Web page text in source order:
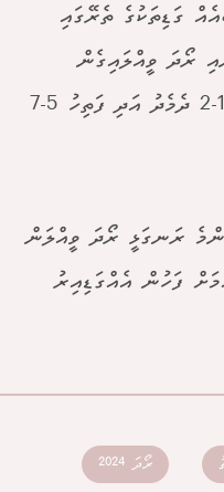
ގަޑިތަކުގެ ތެރޭގައި
ކުރިންނާއި ރޯދަ ވީއްލައިގެން
ގަޑިއެއްހާއިރު ފަހުންނާއި ރޭގަނޑު 11-2 ދެމެދު އަދި ފަތިހު 5-7
ރަނގަޅީ ރޯދަ ވީއްލަން
ފަހުން އެއްގަޑިއިރު
ރޯދަ 2024